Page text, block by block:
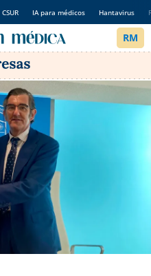
IA para médicos Hantavirus